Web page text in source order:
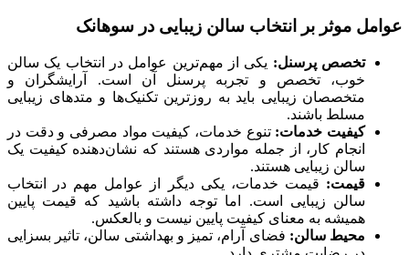
عوامل موثر بر انتخاب سالن زیبایی در سوهانک
تخصص پرسنل: یکی از مهم‌ترین عوامل در انتخاب یک سالن
خوب، تخصص و تجربه پرسنل آن است. آرایشگران و
متخصصان زیبایی باید به روزترین تکنیک‌ها و متدهای زیبایی
مسلط باشند.
کیفیت خدمات: تنوع خدمات، کیفیت مواد مصرفی و دقت در
انجام کار، از جمله مواردی هستند که نشان‌دهنده کیفیت یک
سالن زیبایی هستند.
قیمت: قیمت خدمات، یکی دیگر از عوامل مهم در انتخاب
سالن زیبایی است. اما توجه داشته باشید که قیمت پایین
همیشه به معنای کیفیت پایین نیست و بالعکس.
محیط سالن: فضای آرام، تمیز و بهداشتی سالن، تاثیر بسزایی